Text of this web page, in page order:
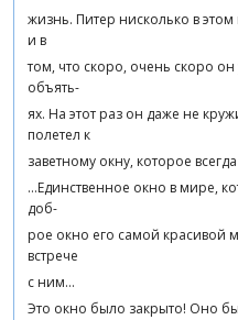
жизнь. Питер нисколько в
и в
том, что скоро, очень скоро он
объять-
ях. На этот раз он даже не
полетел к
заветному окну, которое
…Единственное окно в мире,
доб-
рое окно его самой красивой
встрече
с ним…
Это окно было закрыто! Оно